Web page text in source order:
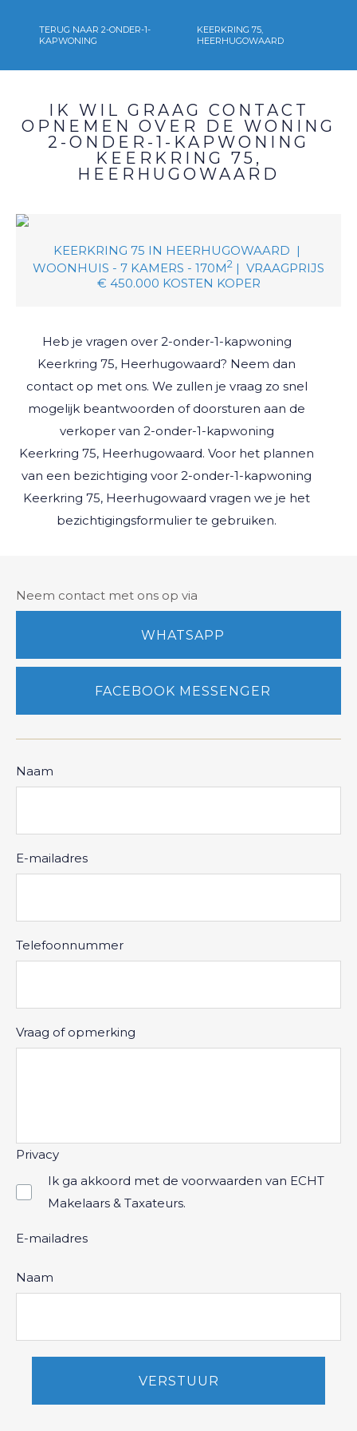
TERUG NAAR 2-ONDER-1-
KAPWONING
KEERKRING 75,
HEERHUGOWAARD
IK WIL GRAAG CONTACT
OPNEMEN OVER DE WONING
2-ONDER-1-KAPWONING
KEERKRING 75,
HEERHUGOWAARD
KEERKRING 75 IN HEERHUGOWAARD |
WOONHUIS - 7 KAMERS - 170M2 | VRAAGPRIJS
€ 450.000 KOSTEN KOPER
Heb je vragen over 2-onder-1-kapwoning
Keerkring 75, Heerhugowaard? Neem dan
contact op met ons. We zullen je vraag zo snel
mogelijk beantwoorden of doorsturen aan de
verkoper van 2-onder-1-kapwoning
Keerkring 75, Heerhugowaard. Voor het plannen
van een bezichtiging voor 2-onder-1-kapwoning
Keerkring 75, Heerhugowaard vragen we je het
bezichtigingsformulier te gebruiken.
Neem contact met ons op via
WHATSAPP
FACEBOOK MESSENGER
Naam
E-mailadres
Telefoonnummer
Vraag of opmerking
Privacy
Ik ga akkoord met de voorwaarden van ECHT
Makelaars & Taxateurs.
E-mailadres
Naam
VERSTUUR